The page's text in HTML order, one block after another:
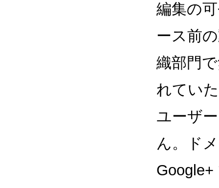
編集の
ース前
織部門
れてい
ユーザ
ん。ド